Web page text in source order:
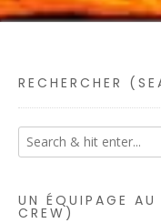
RECHERCHER
UN ÉQUIPAGE
CREW)